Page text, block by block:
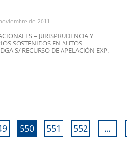
de 2011
– JURISPRUDENCIA Y
SOSTENIDOS EN AUTOS
S/ RECURSO DE APELACIÓN EXP.
550 551 552 …